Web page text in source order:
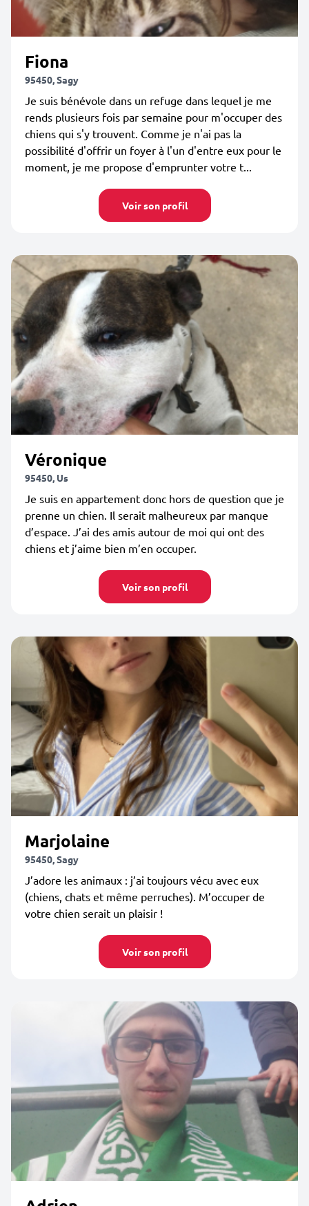
Fiona
95450, Sagy
Je suis bénévole dans un refuge dans lequel je me
rends plusieurs fois par semaine pour m'occuper des
chiens qui s'y trouvent. Comme je n'ai pas la
possibilité d'offrir un foyer à l'un d'entre eux pour le
moment, je me propose d'emprunter votre t...
Voir son profil
Véronique
95450, Us
Je suis en appartement donc hors de question que je
prenne un chien. Il serait malheureux par manque
d’espace. J’ai des amis autour de moi qui ont des
chiens et j’aime bien m’en occuper.
Voir son profil
Marjolaine
95450, Sagy
J’adore les animaux : j’ai toujours vécu avec eux
(chiens, chats et même perruches). M’occuper de
votre chien serait un plaisir !
Voir son profil